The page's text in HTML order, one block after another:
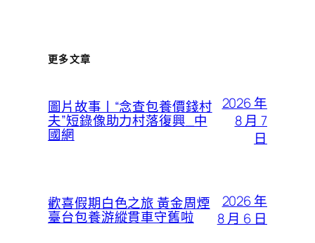
更多文章
圖片故事丨“念查包養價錢村
夫”短錄像助力村落復興_中
國網
2026 年
8 月 7
日
歡喜假期白色之旅 黃金周煙
臺台包養游縱貫車守舊啦
2026 年
8 月 6 日